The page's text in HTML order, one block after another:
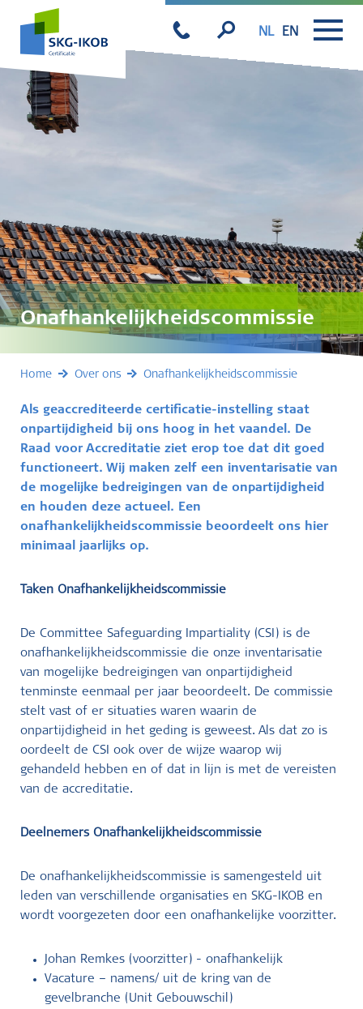
NL EN
Onafhankelijkheidscommissie
Home Over ons Onafhankelijkheidscommissie
Als geaccrediteerde certificatie-instelling staat
onpartijdigheid bij ons hoog in het vaandel. De
Raad voor Accreditatie ziet erop toe dat dit goed
functioneert. Wij maken zelf een inventarisatie van
de mogelijke bedreigingen van de onpartijdigheid
en houden deze actueel. Een
onafhankelijkheidscommissie beoordeelt ons hier
minimaal jaarlijks op.
Taken Onafhankelijkheidscommissie
De Committee Safeguarding Impartiality (CSI) is de
onafhankelijkheidscommissie die onze inventarisatie
van mogelijke bedreigingen van onpartijdigheid
tenminste eenmaal per jaar beoordeelt. De commissie
stelt vast of er situaties waren waarin de
onpartijdigheid in het geding is geweest. Als dat zo is
oordeelt de CSI ook over de wijze waarop wij
gehandeld hebben en of dat in lijn is met de vereisten
van de accreditatie.
Deelnemers Onafhankelijkheidscommissie
De onafhankelijkheidscommissie is samengesteld uit
leden van verschillende organisaties en SKG-IKOB en
wordt voorgezeten door een onafhankelijke voorzitter.
Johan Remkes (voorzitter) - onafhankelijk
Vacature – namens/ uit de kring van de
gevelbranche (Unit Gebouwschil)